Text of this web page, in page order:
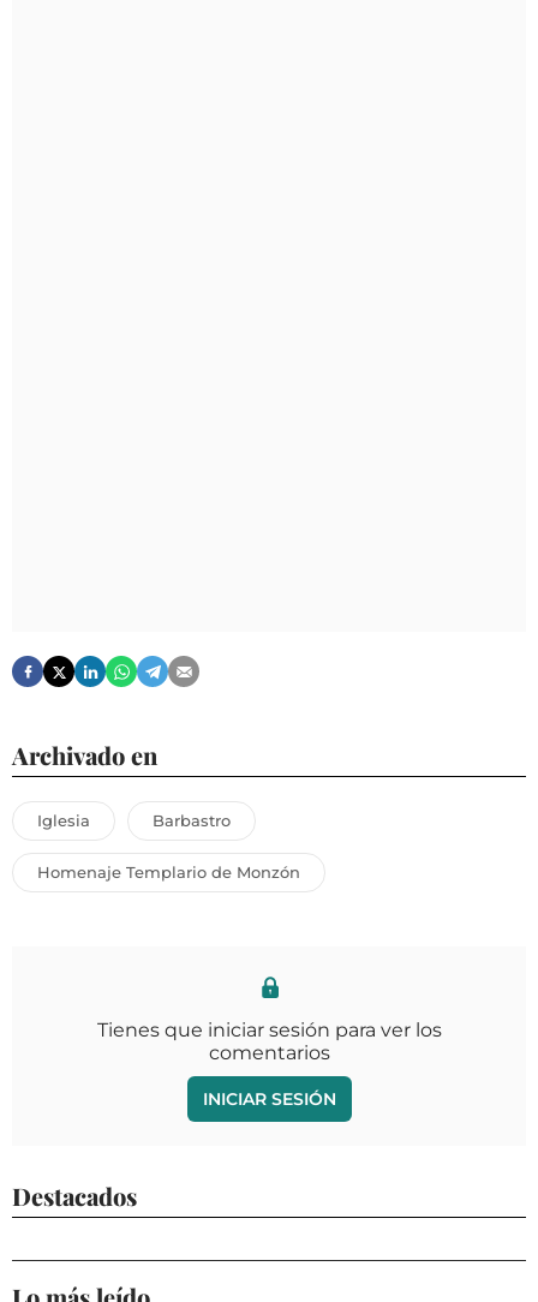
Archivado en
Iglesia Barbastro
Homenaje Templario de Monzón
Tienes que iniciar sesión para ver los
comentarios
INICIAR SESIÓN
Destacados